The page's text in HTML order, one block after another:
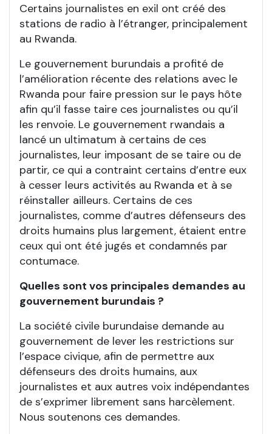
Certains journalistes en exil ont créé des
stations de radio à l’étranger, principalement
au Rwanda.
Le gouvernement burundais a profité de
l’amélioration récente des relations avec le
Rwanda pour faire pression sur le pays hôte
afin qu’il fasse taire ces journalistes ou qu’il
les renvoie. Le gouvernement rwandais a
lancé un ultimatum à certains de ces
journalistes, leur imposant de se taire ou de
partir, ce qui a contraint certains d’entre eux
à cesser leurs activités au Rwanda et à se
réinstaller ailleurs. Certains de ces
journalistes, comme d’autres défenseurs des
droits humains plus largement, étaient entre
ceux qui ont été jugés et condamnés par
contumace.
Quelles sont vos principales demandes au
gouvernement burundais ?
La société civile burundaise demande au
gouvernement de lever les restrictions sur
l’espace civique, afin de permettre aux
défenseurs des droits humains, aux
journalistes et aux autres voix indépendantes
de s’exprimer librement sans harcèlement.
Nous soutenons ces demandes.